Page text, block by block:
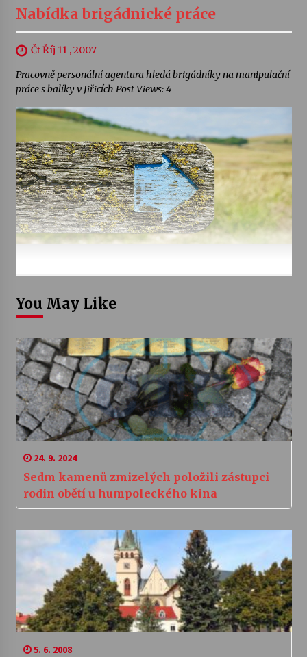
Nabídka brigádnické práce
Čt Říj 11 , 2007
Pracovně personální agentura hledá brigádníky na manipulační
práce s balíky v Jiřicích Post Views: 4
You May Like
24. 9. 2024
Sedm kamenů zmizelých položili zástupci
rodin obětí u humpoleckého kina
5. 6. 2008